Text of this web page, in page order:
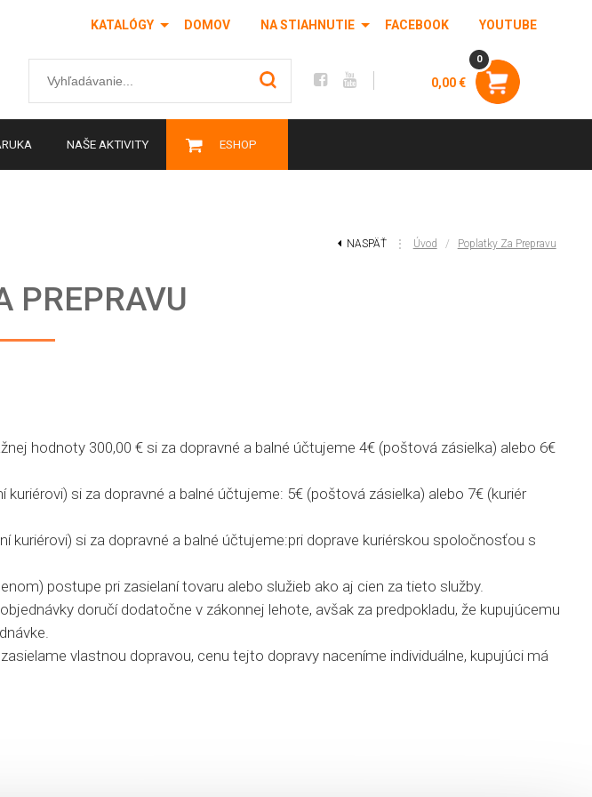
KATALÓGY DOMOV NA STIAHNUTIE FACEBOOK YOUTUBE
NAŠE AKTIVITY ESHOP
0,00 €
0
NASPÄŤ ⋮ Úvod / Poplatky Za Prepravu
PREPRAVU
hodnoty 300,00 € si za dopravné a balné účtujeme 4€ (poštová zásielka) alebo 6€
si za dopravné a balné účtujeme: 5€ (poštová zásielka) alebo 7€ (kuriér
kuriérovi) si za dopravné a balné účtujeme:pri doprave kuriérskou spoločnosťou s
postupe pri zasielaní tovaru alebo služieb ako aj cien za tieto služby.
doručí dodatočne v zákonnej lehote, avšak za predpokladu, že kupujúcemu
vlastnou dopravou, cenu tejto dopravy naceníme individuálne, kupujúci má